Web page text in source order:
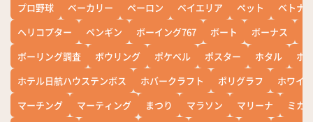
プロ野球
ベーカリー ペーロン ベイエリア ペット
ベトナ
ヘリコプター
ペンギン ボーイング767 ボート ボーナス
ボーリング調査
ボウリング ポケベル ポスター ホタル
ホ
ホテル日航ハウステンボス
ホバークラフト ポリグラフ
ホワイ
マーチング
マーティング まつり マラソン マリーナ
ミカ